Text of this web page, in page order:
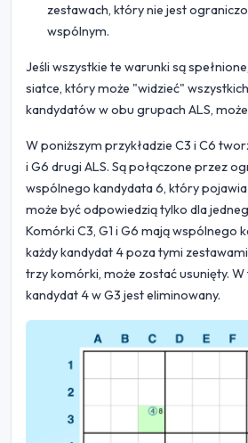
zestawach, który nie jest
wspólnym.
Jeśli wszystkie te warunki są
siatce, który może "widzieć"
kandydatów w obu grupach ALS,
W poniższym przykładzie C3 i C6
i G6 drugi ALS. Są połączone przez
wspólnego kandydata 6, który pojawia
może być odpowiedzią tylko dla
Komórki C3, G1 i G6 mają wspólnego
każdy kandydat 4 poza tymi
trzy komórki, może zostać usunięty.
kandydat 4 w G3 jest eliminowany.